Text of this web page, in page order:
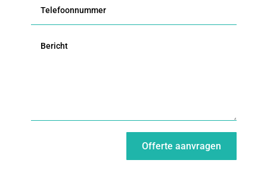
Offerte aanvragen